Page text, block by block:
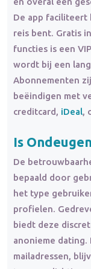
De app faciliteert
reis bent. Gratis
functies is een
wordt bij een
Abonnementen
beëindigen met
creditcard, iDeal,
Is
De
bepaald door
het type
profielen.
biedt deze
anonieme dating.
mailadressen,